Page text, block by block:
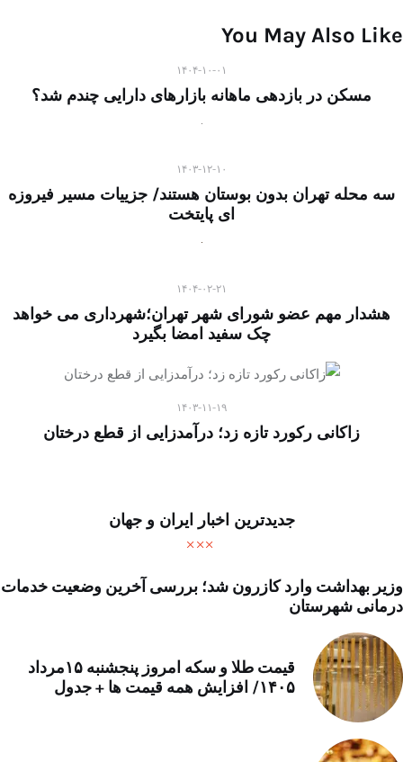
You May Also Like
۱۴۰۴-۱۰-۰۱
مسکن در بازدهی ماهانه بازارهای دارایی چندم شد؟
۱۴۰۳-۱۲-۱۰
سه محله تهران بدون بوستان هستند/ جزییات مسیر فیروزه
ای پایتخت
۱۴۰۴-۰۲-۲۱
هشدار مهم عضو شورای شهر تهران؛شهرداری می خواهد
چک سفید امضا بگیرد
۱۴۰۳-۱۱-۱۹
زاکانی رکورد تازه زد؛ درآمدزایی از قطع درختان
جدیدترین اخبار ایران و جهان
وزیر بهداشت وارد کازرون شد؛ بررسی آخرین وضعیت خدمات
درمانی شهرستان
قیمت طلا و سکه امروز پنجشنبه ۱۵مرداد
۱۴۰۵/ افزایش همه قیمت ها + جدول